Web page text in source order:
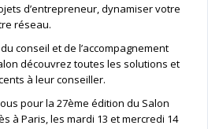
d’entrepreneur, dynamiser votre
réseau.
conseil et de l’accompagnement
découvrez toutes les solutions et
à leur conseiller.
pour la 27ème édition du Salon
à Paris, les mardi 13 et mercredi 14